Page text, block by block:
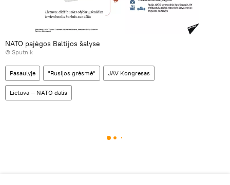
NATO pajėgos Baltijos šalyse
© Sputnik
Pasaulyje "Rusijos grėsmė" JAV Kongresas
Lietuva — NATO dalis